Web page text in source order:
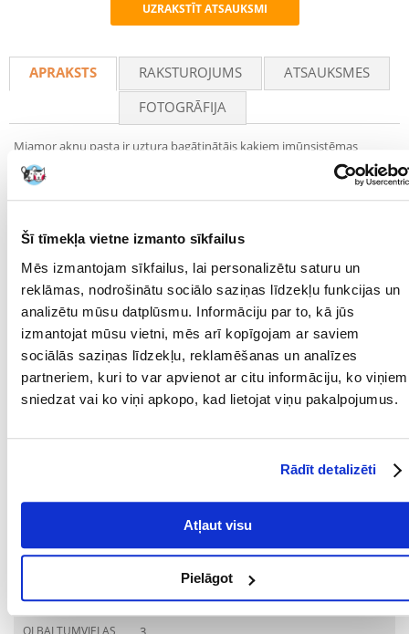
Šī tīmekļa vietne izmanto sīkfailus
Mēs izmantojam sīkfailus, lai personalizētu saturu un
reklāmas, nodrošinātu sociālo saziņas līdzekļu funkcijas un
analizētu mūsu datplūsmu. Informāciju par to, kā jūs
izmantojat mūsu vietni, mēs arī kopīgojam ar saviem
sociālās saziņas līdzekļu, reklamēšanas un analīzes
partneriem, kuri to var apvienot ar citu informāciju, ko viņiem
sniedzat vai ko viņi apkopo, kad lietojat viņu pakalpojumus.
Rādīt detalizēti
Atļaut visu
Pielāgot
Recommend
UZRAKSTĪT ATSAUKSMI
APRAKSTS RAKSTUROJUMS
ATSAUKSMES
FOTOGRĀFIJA
Miamor aknu pasta ir uztura bagātinātājs kaķiem imūnsistēmas
stiprināšanai. Vērtīgie vitamīni, mikroelementi un timiāns veicina
vielmaiņu. Tiek stiprinātas organisma dabiskās aizsargspējas, un
IEPAKOJUMA SVARS
(KG):
0.09
Barība/pārtika
PRODUCENT: MIAMOR
Kaķis
ĪPAŠAS PRASĪBAS: Imunitātes stiprināšana
OLBALTUMVIELAS